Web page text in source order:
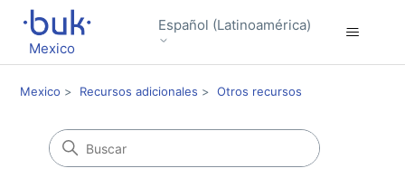
Mexico
Español (Latinoamérica)
Mexico Recursos adicionales Otros recursos